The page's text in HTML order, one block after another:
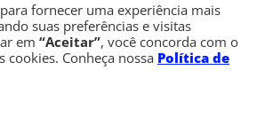
fornecer uma experiência mais
suas preferências e visitas
em “Aceitar”, você concorda com o
cookies. Conheça nossa Política de